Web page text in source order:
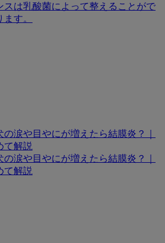
スは乳酸菌によって整えることがで
す。
の涙や目やにが増えたら結膜炎？｜
て解説
の涙や目やにが増えたら結膜炎？｜
て解説